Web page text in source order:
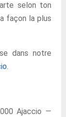
selon ton
façon la plus
dans notre
.
Ajaccio —